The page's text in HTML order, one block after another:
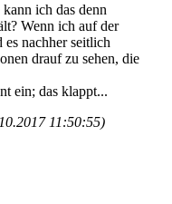
ich das denn
Wenn ich auf der
nachher seitlich
drauf zu sehen, die
ein; das klappt...
11:50:55)